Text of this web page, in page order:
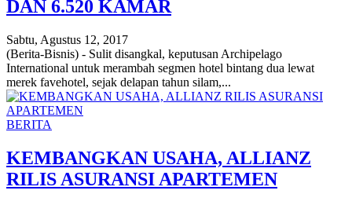
DAN 6.520 KAMAR
Sabtu, Agustus 12, 2017
(Berita-Bisnis) - Sulit disangkal, keputusan Archipelago
International untuk merambah segmen hotel bintang dua lewat
merek favehotel, sejak delapan tahun silam,...
BERITA
KEMBANGKAN USAHA, ALLIANZ
RILIS ASURANSI APARTEMEN